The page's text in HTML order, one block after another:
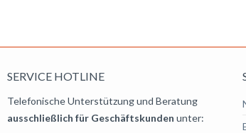
SERVICE HOTLINE
Telefonische Unterstützung und Beratung
ausschließlich für Geschäftskunden unter: